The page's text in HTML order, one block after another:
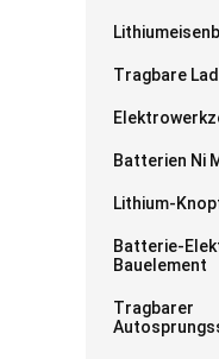
Tragbare
Batterien Ni
Lithium-
Batterie-
Bauelement
Tragbarer